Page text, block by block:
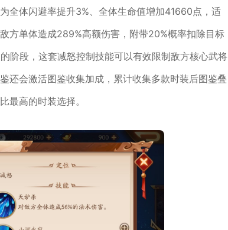
全体闪避率提升3%、全体生命值增加41660点，适
方单体造成289%高额伤害，附带20%概率扣除目标
阶段，这套减怒控制技能可以有效限制敌方核心武将
还会激活图鉴收集加成，累计收集多款时装后图鉴叠
最高的时装选择。